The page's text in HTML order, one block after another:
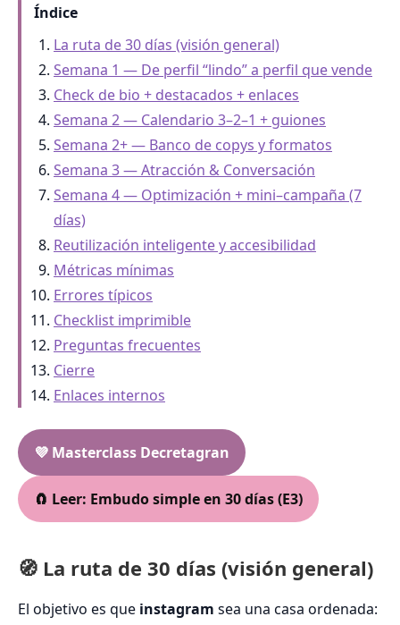
Índice
La ruta de 30 días (visión general)
Semana 1 — De perfil “lindo” a perfil que vende
Check de bio + destacados + enlaces
Semana 2 — Calendario 3–2–1 + guiones
Semana 2+ — Banco de copys y formatos
Semana 3 — Atracción & Conversación
Semana 4 — Optimización + mini–campaña (7
días)
Reutilización inteligente y accesibilidad
Métricas mínimas
Errores típicos
Checklist imprimible
Preguntas frecuentes
Cierre
Enlaces internos
💜 Masterclass Decretagran
🧲 Leer: Embudo simple en 30 días (E3)
🧭 La ruta de 30 días (visión general)
El objetivo es que instagram sea una casa ordenada: